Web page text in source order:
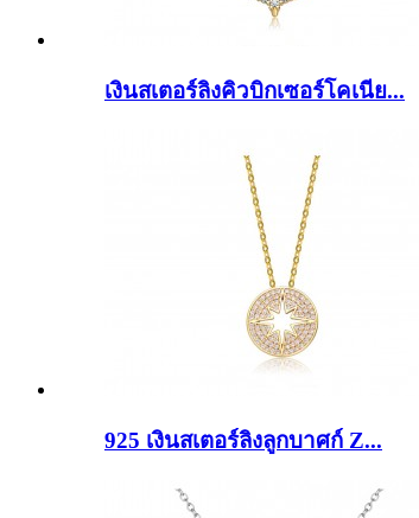
เงินสเตอร์ลิงคิวบิกเซอร์โคเนีย...
925 เงินสเตอร์ลิงลูกบาศก์ Z...